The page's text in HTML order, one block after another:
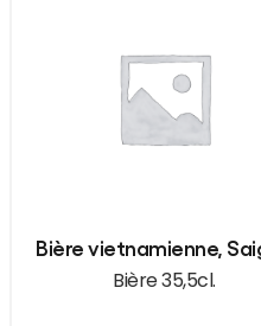
Bière 35,5cl.